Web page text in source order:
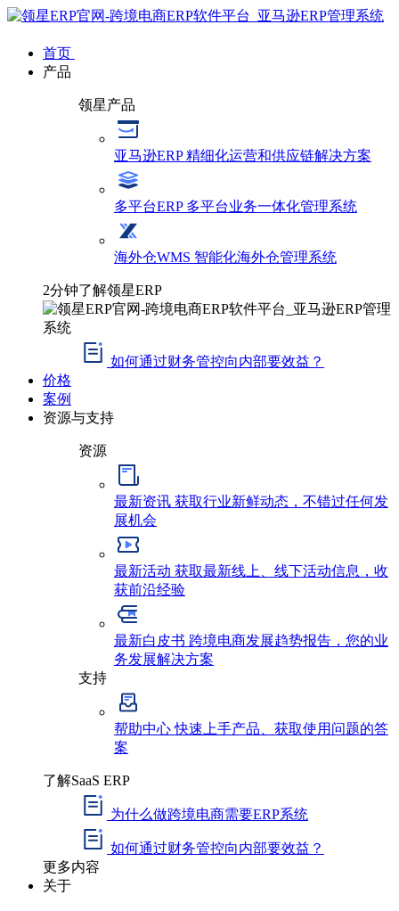
首页
产品
领星产品
亚马逊ERP精细化运营和供应链解决方案
多平台ERP 多平台业务一体化管理系统
海外仓WMS 智能化海外仓管理系统
2分钟了解领星ERP
如何通过财务管控向内部要效益？
价格
案例
资源与支持
资源
最新资讯 获取行业新鲜动态，不错过任何发
展机会
最新活动 获取最新线上、线下活动信息，收
获前沿经验
最新白皮书 跨境电商发展趋势报告，您的业
务发展解决方案
支持
帮助中心快速上手产品、获取使用问题的答
案
了解SaaS ERP
为什么做跨境电商需要ERP系统
如何通过财务管控向内部要效益？
更多内容
关于